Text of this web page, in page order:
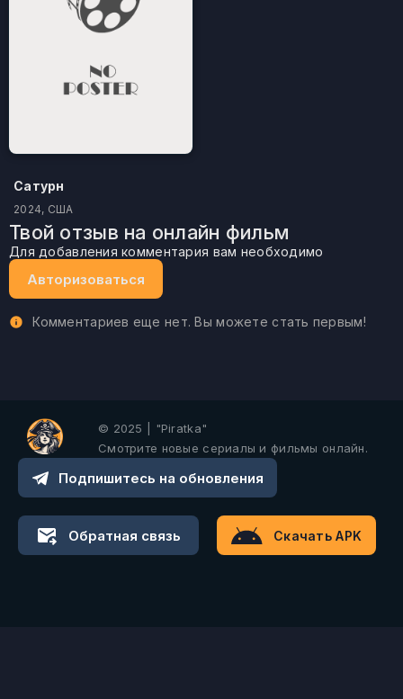
Сатурн
2024, США
Твой отзыв на онлайн фильм
Для добавления комментария вам необходимо
Авторизоваться
Комментариев еще нет. Вы можете стать первым!
© 2025 | "Piratka"
Смотрите новые сериалы и фильмы онлайн.
Подпишитесь на обновления
Обратная связь Скачать APK